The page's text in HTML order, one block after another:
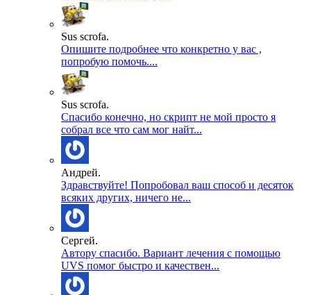
Sus scrofa.
Опишите подробнее что конкретно у вас ,
попробую помочь....
Sus scrofa.
Спасибо конечно, но скрипт не мой просто я
собрал все что сам мог найт...
Андрей.
Здравствуйте! Попробовал ваш способ и десяток
всяких других, ничего не...
Сергей.
Автору спасибо. Вариант лечения с помощью
UVS помог быстро и качествен...